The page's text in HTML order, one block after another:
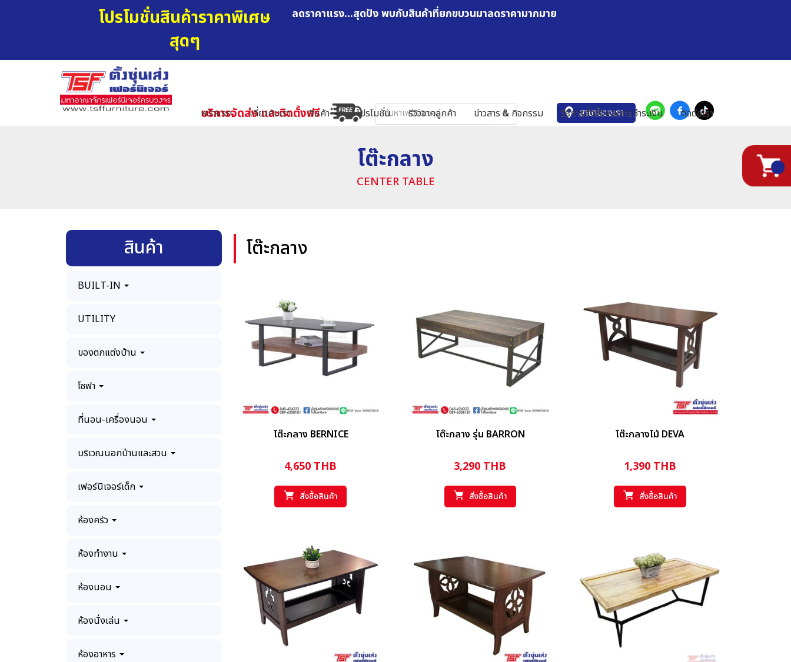
โปรโมชั่นสินค้าราคาพิเศษ
สุดๆ
ลดราคาแรง...สุดปัง พบกับสินค้าที่ยกขบวนมาลดราคามากมาย
หน้าแรก เกี่ยวกับเรา สินค้า โปรโมชั่น รีวิวจากลูกค้า ข่าวสาร & กิจกรรม วิธีการสั่งซื้อและการชำระเงิน ติดต่อเรา
บริการจัดส่ง และติดตั้งฟรี สาขาของเรา
โต๊ะกลาง
CENTER TABLE
สินค้า
BUILT-IN
UTILITY
ของตกแต่งบ้าน
โซฟา
ที่นอน-เครื่องนอน
บริเวณนอกบ้านและสวน
เฟอร์นิเจอร์เด็ก
ห้องครัว
ห้องทำงาน
ห้องนอน
ห้องนั่งเล่น
ห้องอาหาร
โต๊ะกลาง
โต๊ะกลาง BERNICE
4,650 THB
สั่งซื้อสินค้า
โต๊ะกลาง รุ่น BARRON
3,290 THB
สั่งซื้อสินค้า
โต๊ะกลางไม้ DEVA
1,390 THB
สั่งซื้อสินค้า